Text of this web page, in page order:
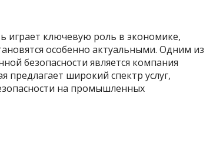
играет ключевую роль в экономике,
особенно актуальными. Одним из
безопасности является компания
предлагает широкий спектр услуг,
на промышленных